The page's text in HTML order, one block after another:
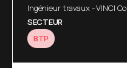
Head of Sales and
SECTEUR
Industries
Ingénieur travaux - VINCI
SECTEUR
BTP